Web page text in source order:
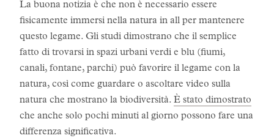
La buona notizia è che non è necessario essere
fisicamente immersi nella natura in all per mantenere
questo legame. Gli studi dimostrano che il semplice
fatto di trovarsi in spazi urbani verdi e blu (fiumi,
canali, fontane, parchi) può favorire il legame con la
natura, così come guardare o ascoltare video sulla
natura che mostrano la biodiversità. È stato dimostrato
che anche solo pochi minuti al giorno possono fare una
differenza significativa.